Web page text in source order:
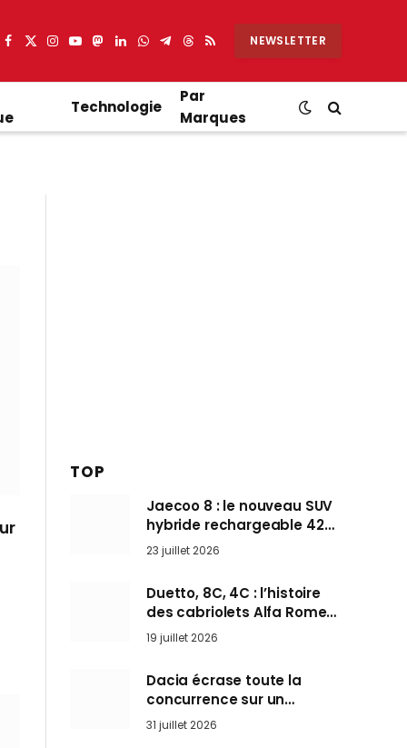
Facebook
X
Instagram
YouTube
Mastodon
LinkedIn
WhatsApp
Partager
Telegram
Threads
RSS NEWSLETTER
Technologie
Par
Marques
TOP
Jaecoo 8 : le nouveau SUV
hybride rechargeable 428
ch qui vise l’Audi Q7 arrive
en Europe cet automne
23 juillet 2026
Duetto, 8C, 4C : l’histoire
des cabriolets Alfa Romeo,
ces Spider qui ont défini
l’art de rouler cheveux au
vent
19 juillet 2026
Dacia écrase toute la
concurrence sur un
marché où personne ne
l’attendait
31 juillet 2026